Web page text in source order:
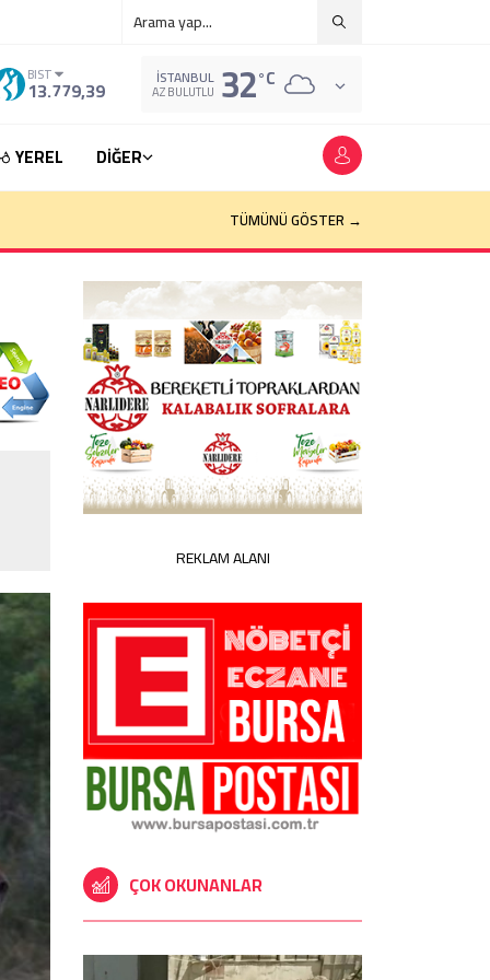
BIST
13.779,39 İSTANBUL
AZ BULUTLU 32°C
YEREL
DİĞER
TÜMÜNÜ GÖSTER →
REKLAM ALANI
ÇOK OKUNANLAR